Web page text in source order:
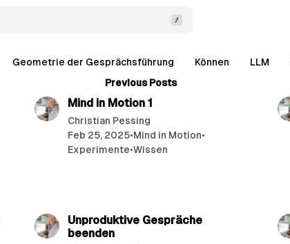
Geometrie der Gesprächsführung Können LLM
Previous Posts
Mind in Motion 1
Christian Pessing
Feb 25, 2025•Mind in Motion•
Experimente•Wissen
Unproduktive Gespräche
beenden